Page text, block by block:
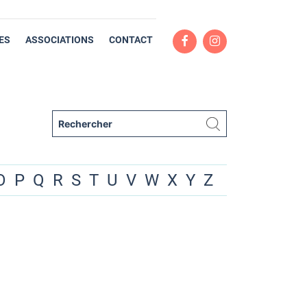
ASSOCIATIONS CONTACT
P Q R S T U V W X Y Z